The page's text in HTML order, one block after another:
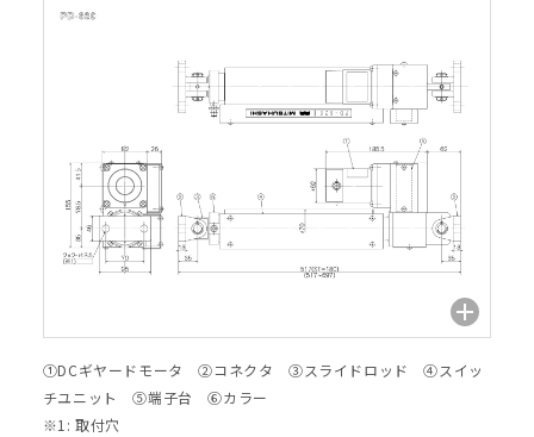
①DCギヤードモータ ②コネクタ ③スライドロッド ④スイッ
チユニット ⑤端子台 ⑥カラー
※1: 取付穴